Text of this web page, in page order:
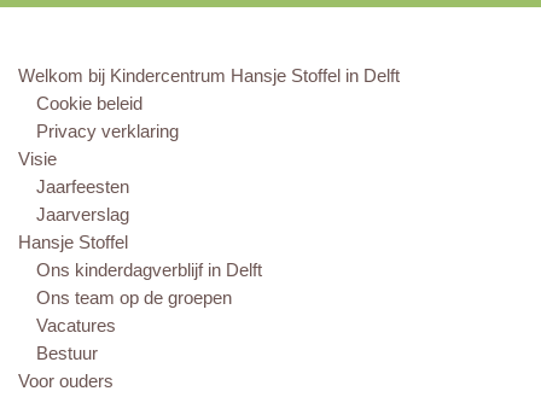
Welkom bij Kindercentrum Hansje Stoffel in Delft
Cookie beleid
Privacy verklaring
Visie
Jaarfeesten
Jaarverslag
Hansje Stoffel
Ons kinderdagverblijf in Delft
Ons team op de groepen
Vacatures
Bestuur
Voor ouders